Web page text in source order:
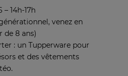
14h-17h
venez en
de 8 ans)
: un Tupperware pour
et des vêtements